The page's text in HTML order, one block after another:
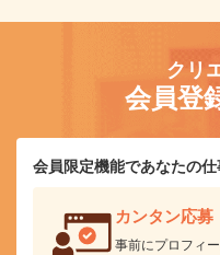
クリ
会員登
会員限定機能であなたの仕
カンタン応募
事前にプロフィ